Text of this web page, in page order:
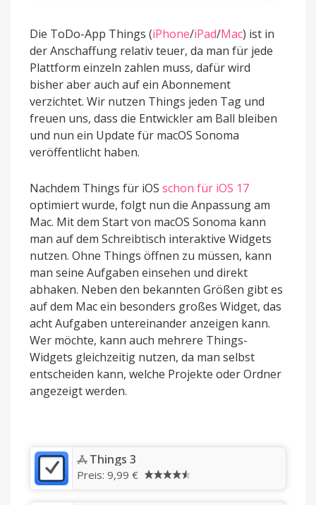
Die ToDo-App Things (iPhone/iPad/Mac) ist in
der Anschaffung relativ teuer, da man für jede
Plattform einzeln zahlen muss, dafür wird
bisher aber auch auf ein Abonnement
verzichtet. Wir nutzen Things jeden Tag und
freuen uns, dass die Entwickler am Ball bleiben
und nun ein Update für macOS Sonoma
veröffentlicht haben.
Nachdem Things für iOS schon für iOS 17
optimiert wurde, folgt nun die Anpassung am
Mac. Mit dem Start von macOS Sonoma kann
man auf dem Schreibtisch interaktive Widgets
nutzen. Ohne Things öffnen zu müssen, kann
man seine Aufgaben einsehen und direkt
abhaken. Neben den bekannten Größen gibt es
auf dem Mac ein besonders großes Widget, das
acht Aufgaben untereinander anzeigen kann.
Wer möchte, kann auch mehrere Things-
Widgets gleichzeitig nutzen, da man selbst
entscheiden kann, welche Projekte oder Ordner
angezeigt werden.
‎Things 3
Preis: 9,99 €